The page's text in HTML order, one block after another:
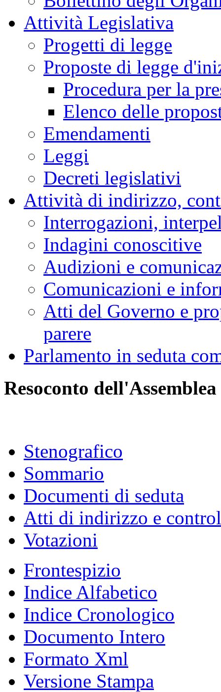
Attività Legislativa
Progetti di legge
Proposte di legge
Procedura per la
Elenco delle
Emendamenti
Leggi
Decreti legislativi
Attività di indirizzo,
Interrogazioni,
Indagini conoscitive
Audizioni e
Comunicazioni e
Atti del Governo e
parere
Parlamento in seduta
Resoconto dell'Assemblea
Stenografico
Sommario
Documenti di seduta
Atti di indirizzo e
Votazioni
Frontespizio
Indice Alfabetico
Indice Cronologico
Documento Intero
Formato Xml
Versione Stampa